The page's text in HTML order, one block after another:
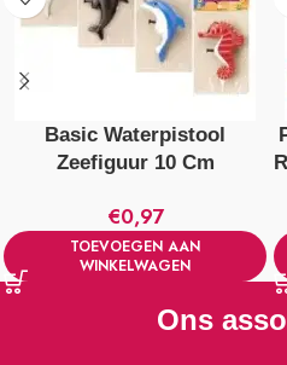
Basic Waterpistool
Zeefiguur 10 Cm
€0,97
TOEVOEGEN AAN
WINKELWAGEN
Ons